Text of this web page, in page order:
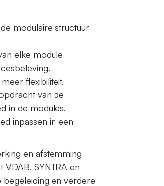
modulaire structuur
elke module
flexibiliteit.
van de
in de modules.
inpassen in een
en afstemming
SYNTRA en
begeleiding en verdere